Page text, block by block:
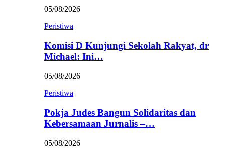
05/08/2026
Peristiwa
Komisi D Kunjungi Sekolah Rakyat, dr
Michael: Ini…
05/08/2026
Peristiwa
Pokja Judes Bangun Solidaritas dan
Kebersamaan Jurnalis –…
05/08/2026